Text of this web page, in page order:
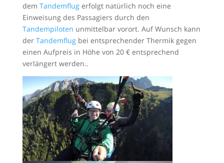
dem Tandemflugerfolgt natürlich noch eine
Einweisung des Passagiers durch den
Tandempiloten unmittelbar vorort. Auf Wunsch kann
der Tandemflugbei entsprechender Thermik gegen
einen Aufpreis in Höhe von 20 € entsprechend
verlängert werden..